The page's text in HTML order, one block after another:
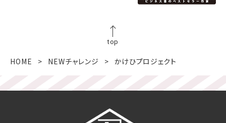
top
HOME NEWチャレンジ かけひプロジェクト